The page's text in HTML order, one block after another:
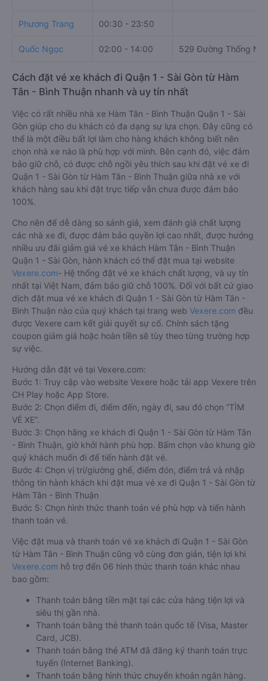
Phương Trang 00:30 - 23:50
Quốc Ngọc 02:00 - 14:00 529 Đường Thống
Cách đặt vé xe khách đi Quận 1 - Sài Gòn từ Hàm
Tân - Bình Thuận nhanh và uy tín nhất
Việc có rất nhiều nhà xe Hàm Tân - Bình Thuận Quận 1 - Sài
Gòn giúp cho du khách có đa dạng sự lựa chọn. Đây cũng có
thể là một điều bất lợi làm cho hàng khách không biết nên
chọn nhà xe nào là phù hợp với mình. Bên cạnh đó, việc đảm
bảo giữ chỗ, có được chỗ ngồi yêu thích sau khi đặt vé xe đi
Quận 1 - Sài Gòn từ Hàm Tân - Bình Thuận giữa nhà xe với
khách hàng sau khi đặt trực tiếp vẫn chưa được đảm bảo
100%.
Cho nên để dễ dàng so sánh giá, xem đánh giá chất lượng
các nhà xe đi, được đảm bảo quyền lợi cao nhất, được hưởng
nhiều ưu đãi giảm giá vé xe khách Hàm Tân - Bình Thuận
Quận 1 - Sài Gòn, hành khách có thể đặt mua tại website
Vexere.com- Hệ thống đặt vé xe khách chất lượng, và uy tín
nhất tại Việt Nam, đảm bảo giữ chỗ 100%. Đối với bất cứ giao
dịch đặt mua vé xe khách đi Quận 1 - Sài Gòn từ Hàm Tân -
Bình Thuận nào của quý khách tại trang web Vexere.com đều
được Vexere cam kết giải quyết sự cố. Chính sách tặng
coupon giảm giá hoặc hoàn tiền sẽ tùy theo từng trường hợp
sự việc.
Hướng dẫn đặt vé tại Vexere.com:
Bước 1: Truy cập vào website Vexere hoặc tải app Vexere trên
CH Play hoặc App Store.
Bước 2: Chọn điểm đi, điểm đến, ngày đi, sau đó chọn “TÌM
VÉ XE”.
Bước 3: Chọn hãng xe khách đi Quận 1 - Sài Gòn từ Hàm Tân
- Bình Thuận, giờ khởi hành phù hợp. Bấm chọn vào khung giờ
quý khách muốn đi để tiến hành đặt vé.
Bước 4: Chọn vị trí/giường ghế, điểm đón, điểm trả và nhập
thông tin hành khách khi đặt mua vé xe đi Quận 1 - Sài Gòn từ
Hàm Tân - Bình Thuận
Bước 5: Chọn hình thức thanh toán vé phù hợp và tiến hành
thanh toán vé.
Việc đặt mua và thanh toán vé xe khách đi Quận 1 - Sài Gòn
từ Hàm Tân - Bình Thuận cũng vô cùng đơn giản, tiện lợi khi
Vexere.com hỗ trợ đến 06 hình thức thanh toán khác nhau
bao gồm:
Thanh toán bằng tiền mặt tại các cửa hàng tiện lợi và
siêu thị gần nhà.
Thanh toán bằng thẻ thanh toán quốc tế (Visa, Master
Card, JCB).
Thanh toán bằng thẻ ATM đã đăng ký thanh toán trực
tuyến (Internet Banking).
Thanh toán bằng hình thức chuyển khoản ngân hàng.